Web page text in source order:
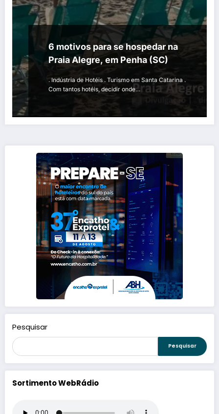
6 motivos para se hospedar na
Praia Alegre, em Penha (SC)
. Indústria de Hotéis . Turismo em Santa Catarina .
Com tantos hotéis, decidir onde…
Pesquisar
Pesquisar
Sortimento WebRádio